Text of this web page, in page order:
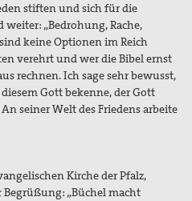
stiften und sich für die
„Bedrohung, Rache,
keine Optionen im Reich
verehrt und wer die Bibel ernst
rechnen. Ich sage sehr bewusst,
Gott bekenne, der Gott
seiner Welt des Friedensarbeite
Kirche der Pfalz,
„Büchel macht